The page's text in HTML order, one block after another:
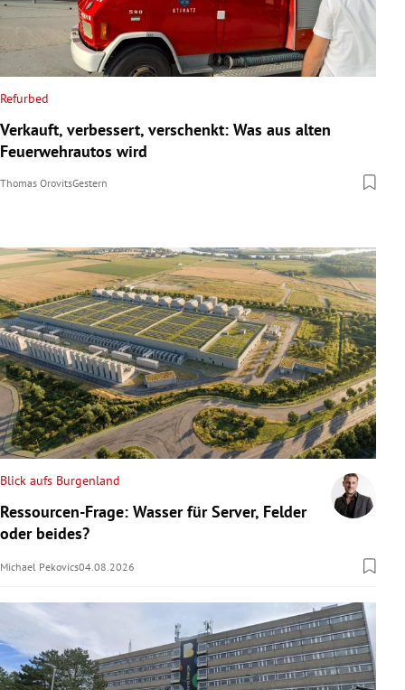
Refurbed
Verkauft, verbessert, verschenkt: Was aus alten
Feuerwehrautos wird
Thomas OrovitsGestern
Blick aufs Burgenland
Ressourcen-Frage: Wasser für Server, Felder
oder beides?
Michael Pekovics04.08.2026